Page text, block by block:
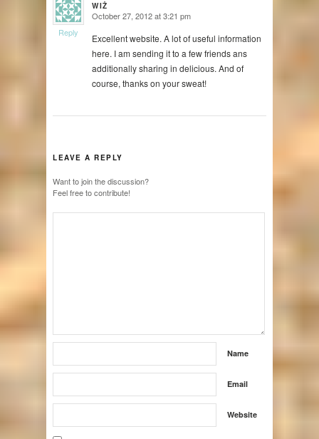
WIŻ
says: October 27, 2012 at 3:21 pm
Excellent website. A lot of useful information
here. I am sending it to a few friends ans
additionally sharing in delicious. And of
course, thanks on your sweat!
Reply
LEAVE A REPLY
Want to join the discussion?
Feel free to contribute!
Name
Email
Website